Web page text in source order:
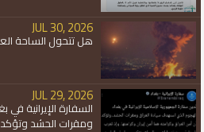
JUL 30, 2026
هل تتحول الساحة
JUL 29, 2026
السفارة الإيرانية
ومقرات الحشد